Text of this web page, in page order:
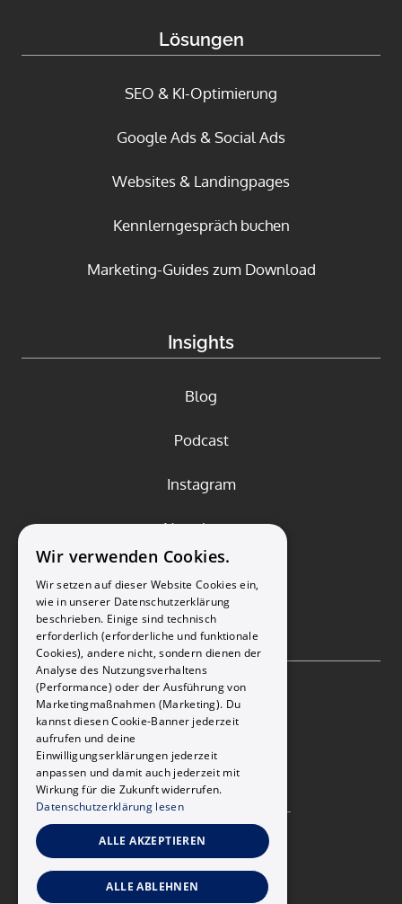
Lösungen
SEO & KI-Optimierung
Google Ads & Social Ads
Websites & Landingpages
Kennlerngespräch buchen
Marketing-Guides zum Download
Insights
Blog
Podcast
Instagram
Newsletter
Rechtliches
AGB
Datenschutz
® © kaylis innovations
Wir verwenden Cookies.
Wir setzen auf dieser Website Cookies ein,
wie in unserer Datenschutzerklärung
beschrieben. Einige sind technisch
erforderlich (erforderliche und funktionale
Cookies), andere nicht, sondern dienen der
Analyse des Nutzungsverhaltens
(Performance) oder der Ausführung von
Marketingmaßnahmen (Marketing). Du
kannst diesen Cookie-Banner jederzeit
aufrufen und deine
Einwilligungserklärungen jederzeit
anpassen und damit auch jederzeit mit
Wirkung für die Zukunft widerrufen.
Datenschutzerklärung lesen
ALLE AKZEPTIEREN
ALLE ABLEHNEN